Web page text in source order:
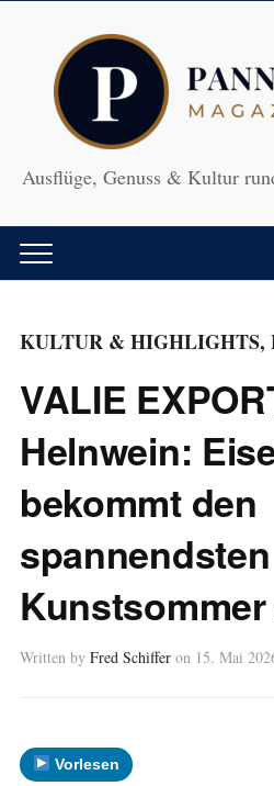
Ausflüge, Genuss & Kultur
KULTUR & HIGHLIGHTS,
VALIE
Helnwein:
bekommt den
spannendsten
Written by Fred Schiffer on 15. Mai
Vorlesen